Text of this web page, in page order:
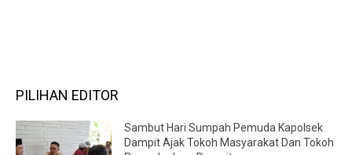
PILIHAN EDITOR
Sambut Hari Sumpah Pemuda Kapolsek
Dampit Ajak Tokoh Masyarakat Dan Tokoh